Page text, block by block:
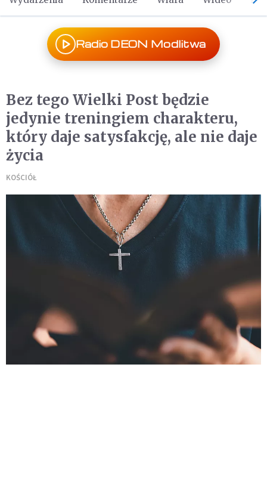
Radio DEON Modlitwa
Bez tego Wielki Post będzie
jedynie treningiem charakteru,
który daje satysfakcję, ale nie daje
życia
KOŚCIÓŁ